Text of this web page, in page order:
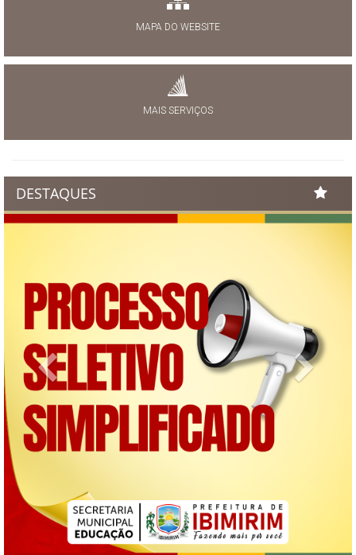
MAPA DO WEBSITE
MAIS SERVIÇOS
DESTAQUES
Previous Next